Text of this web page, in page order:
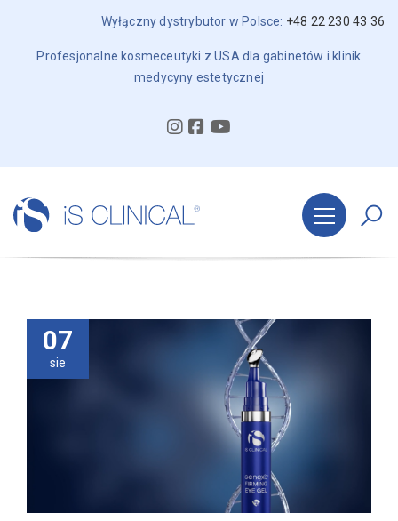
Wyłączny dystrybutor w Polsce: +48 22 230 43 36
Profesjonalne kosmeceutyki z USA dla gabinetów i klinik
medycyny estetycznej
07
sie